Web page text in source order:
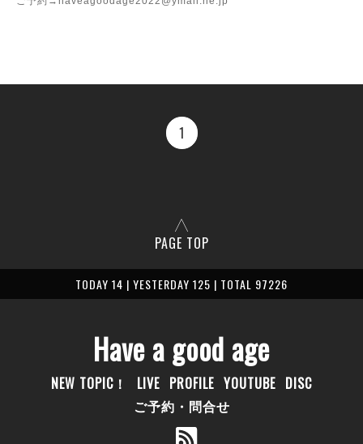
1
PAGE TOP
TODAY 14 | YESTERDAY 125 | TOTAL 97226
Have a good age
NEW TOPIC！ LIVE PROFILE YOUTUBE DISC
ご予約・問合せ